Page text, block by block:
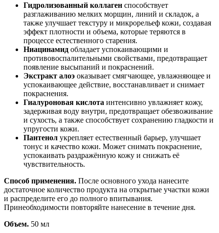
Гидролизованный коллаген способствует
разглаживанию мелких морщин, линий и складок, а
также улучшает текстуру и микрорельеф кожи, создавая
эффект плотности и объема, которые теряются в
процессе естественного старения.
Ниацинамид обладает успокаивающими и
противовоспалительными свойствами, предотвращает
появление высыпаний и покраснений.
Экстракт алоэ оказывает смягчающее, увлажняющее и
успокаивающее действие, восстанавливает и снимает
покраснения.
Гиалуроновая кислота интенсивно увлажняет кожу,
задерживая воду внутри, предотвращает обезвоживание
и сухость, а также способствует сохранению гладкости и
упругости кожи.
Пантенол укрепляет естественный барьер, улучшает
тонус и качество кожи. Может снимать покраснение,
успокаивать раздражённую кожу и снижать её
чувствительность.
Способ применения. После основного ухода нанесите
достаточное количество продукта на открытые участки кожи
и распределите его до полного впитывания.
Принеобходимости повторяйте нанесение в течение дня.
Объем. 50 мл